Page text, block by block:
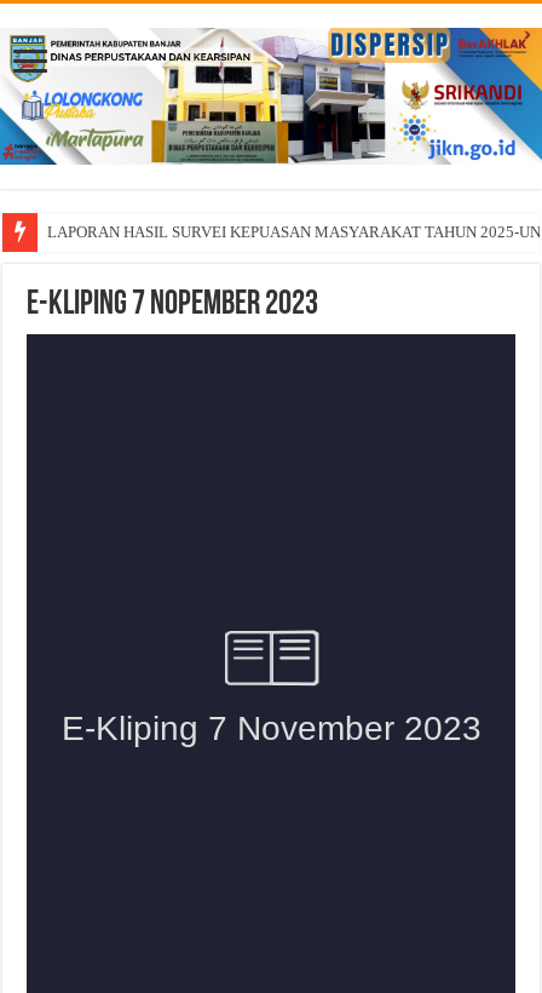
LAPORAN HASIL SURVEI KEPUASAN MASYARAKAT TAHUN 2025-
E-Kliping 7 Nopember 2023